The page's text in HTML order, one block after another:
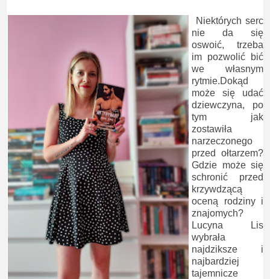
Niektórych serc
nie da się
oswoić, trzeba
im pozwolić bić
we własnym
rytmie.Dokąd
może się udać
dziewczyna, po
tym jak
zostawiła
narzeczonego
przed ołtarzem?
Gdzie może się
schronić przed
krzywdzącą
oceną rodziny i
znajomych?
Lucyna Lis
wybrała
najdziksze i
najbardziej
tajemnicze